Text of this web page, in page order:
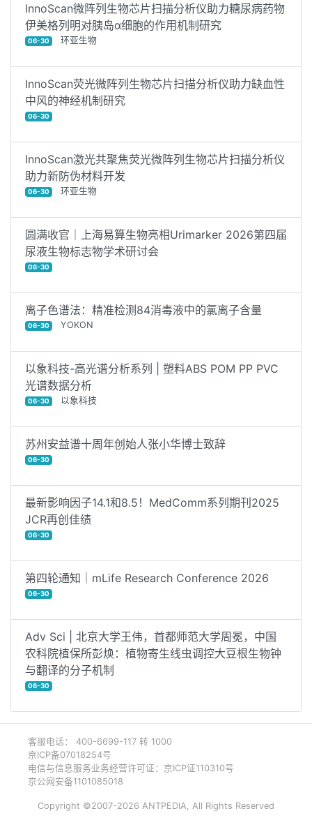
InnoScan微阵列生物芯片扫描分析仪助力糖尿病药物
伊美格列明对胰岛α细胞的作用机制研究
06-30 环亚生物
InnoScan荧光微阵列生物芯片扫描分析仪助力缺血性
中风的神经机制研究
06-30
InnoScan激光共聚焦荧光微阵列生物芯片扫描分析仪
助力新防伪材料开发
06-30 环亚生物
圆满收官｜上海易算生物亮相Urimarker 2026第四届
尿液生物标志物学术研讨会
06-30
离子色谱法：精准检测84消毒液中的氯离子含量
06-30 YOKON
以象科技-高光谱分析系列 | 塑料ABS POM PP PVC
光谱数据分析
06-30 以象科技
苏州安益谱十周年创始人张小华博士致辞
06-30
最新影响因子14.1和8.5！MedComm系列期刊2025
JCR再创佳绩
06-30
第四轮通知｜mLife Research Conference 2026
06-30
Adv Sci | 北京大学王伟，首都师范大学周冕，中国
农科院植保所彭焕：植物寄生线虫调控大豆根生物钟
与翻译的分子机制
06-30
客服电话： 400-6699-117 转 1000
京ICP备07018254号
电信与信息服务业务经营许可证：京ICP证110310号
京公网安备1101085018
Copyright ©2007-2026 ANTPEDIA, All Rights Reserved